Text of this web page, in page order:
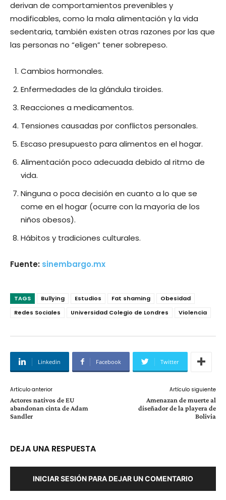
derivan de comportamientos prevenibles y
modificables, como la mala alimentación y la vida
sedentaria, también existen otras razones por las que
las personas no “eligen” tener sobrepeso.
Cambios hormonales.
Enfermedades de la glándula tiroides.
Reacciones a medicamentos.
Tensiones causadas por conflictos personales.
Escaso presupuesto para alimentos en el hogar.
Alimentación poco adecuada debido al ritmo de
vida.
Ninguna o poca decisión en cuanto a lo que se
come en el hogar (ocurre con la mayoría de los
niños obesos).
Hábitos y tradiciones culturales.
Fuente: sinembargo.mx
TAGS Bullying Estudios Fat shaming
Obesidad
Redes Sociales
Universidad Colegio de Londres Violencia
Linkedin Facebook Twitter
Artículo anterior
Actores nativos de EU
abandonan cinta de Adam
Sandler
Artículo siguiente
Amenazan de muerte al
diseñador de la playera de
Bolivia
DEJA UNA RESPUESTA
INICIAR SESIÓN PARA DEJAR UN COMENTARIO